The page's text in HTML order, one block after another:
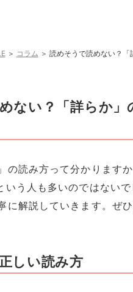
＞ コラム ＞ 読めそうで読めない？「
ない？「詳らか
の読み方って分かります
う人も多いのではない
に解説していきます。ぜ
しい読み方